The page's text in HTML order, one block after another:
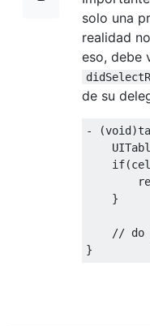
solo una
realidad
eso, debe
de su
- (void)
if(
}
// do
}